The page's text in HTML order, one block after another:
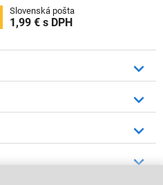
Slovenská pošta
1,99 € s DPH